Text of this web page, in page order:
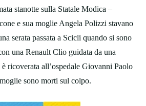
stanotte sulla Statale Modica –
e sua moglie Angela Polizzi stavano
serata passata a Scicli quando si sono
una Renault Clio guidata da una
ricoverata all’ospedale Giovanni Paolo
sono morti sul colpo.